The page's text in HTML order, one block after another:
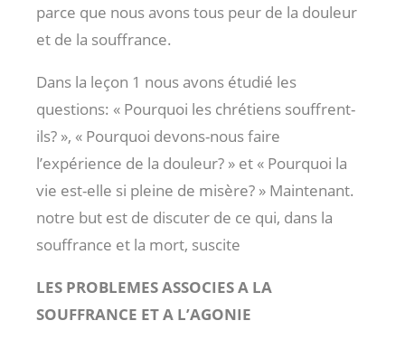
parce que nous avons tous peur de la douleur
et de la souffrance.
Dans la leçon 1 nous avons étudié les
questions: « Pourquoi les chrétiens souffrent-
ils? », « Pourquoi devons-nous faire
l’expérience de la douleur? » et « Pourquoi la
vie est-elle si pleine de misère? » Maintenant.
notre but est de discuter de ce qui, dans la
souffrance et la mort, suscite
LES PROBLEMES ASSOCIES A LA
SOUFFRANCE ET A L’AGONIE